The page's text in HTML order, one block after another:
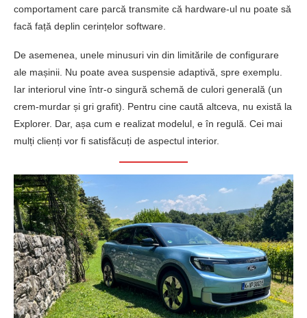
comportament care parcă transmite că hardware-ul nu poate să
facă față deplin cerințelor software.
De asemenea, unele minusuri vin din limitările de configurare
ale mașinii. Nu poate avea suspensie adaptivă, spre exemplu.
Iar interiorul vine într-o singură schemă de culori generală (un
crem-murdar și gri grafit). Pentru cine caută altceva, nu există la
Explorer. Dar, așa cum e realizat modelul, e în regulă. Cei mai
mulți clienți vor fi satisfăcuți de aspectul interior.